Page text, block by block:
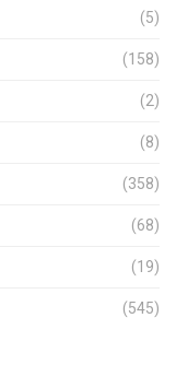
(5)
(158)
(2)
(8)
(358)
(68)
(19)
(545)